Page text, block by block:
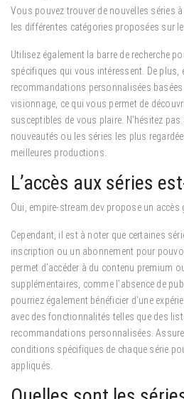
Vous pouvez trouver de nouvelles séries
les différentes catégories proposées sur
Utilisez également la barre de recherche
spécifiques qui vous intéressent. De plus,
recommandations personnalisées
visionnage, ce qui vous permet de
susceptibles de vous plaire. N’hésitez
nouveautés ou les séries les plus
meilleures productions.
L’accès aux séries
Oui, empire-stream.dev propose un accès
Cependant, il est à noter que certaines
inscription ou un abonnement pour
permet d’accéder à du contenu premium
supplémentaires, comme l’absence de
pourriez également bénéficier d’une
avec des fonctionnalités telles que des
recommandations personnalisées.
conditions spécifiques de chaque série
appliqués.